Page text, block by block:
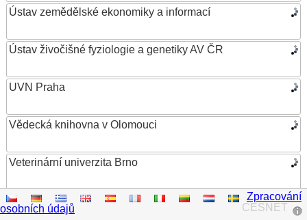
Ústav zemědělské ekonomiky a informací
Ústav živočišné fyziologie a genetiky AV ČR
UVN Praha
Vědecká knihovna v Olomouci
Veterinární univerzita Brno
VŠB – Technická univerzita Ostrava
CESNET
Zpracování
osobních údajů